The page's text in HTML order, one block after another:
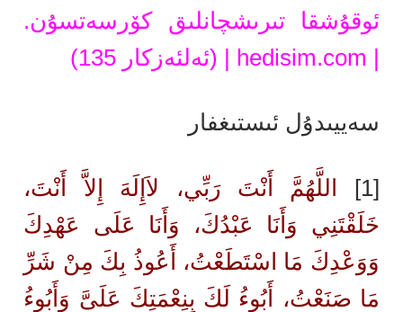
ئوقۇشقا تىرىشچانلىق كۆرسەتسۇن.
|
hedisim.com | (ئەلئەزكار 135)
سەييىدۇل ئىستىغفار
[1]
اللَّهُمَّ أَنْتَ رَبِّي، لاَإِلَهَ إِلاَّ أَنْتَ،
خَلَقْتَنِي وَأَنَا عَبْدُكَ، وَأَنَا عَلَى عَهْدِكَ
وَوَعْدِكَ مَا اسْتَطَعْتُ، أَعُوذُ بِكَ مِنْ شَرِّ
مَا صَنَعْتُ، أَبُوءُ لَكَ بِنِعْمَتِكَ عَلَىَّ وَأَبُوءُ